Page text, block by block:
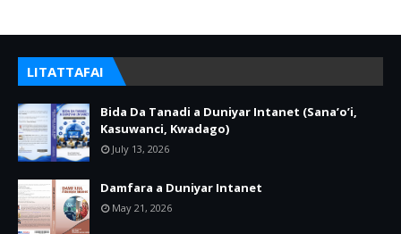
LITATTAFAI
Bida Da Tanadi a Duniyar Intanet (Sana’o’i,
Kasuwanci, Kwadago)
July 13, 2026
Damfara a Duniyar Intanet
May 21, 2026